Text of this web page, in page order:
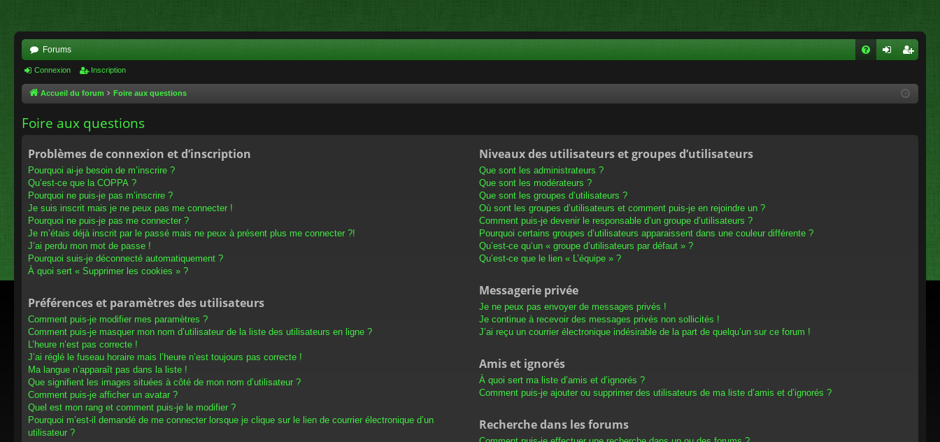
Forums
cri
Connexion Inscription
Accueil du forum Foire aux questions
Foire aux questions
Problèmes de connexion et d’inscription
Pourquoi ai-je besoin de m’inscrire ?
Qu’est-ce que la COPPA ?
Pourquoi ne puis-je pas m’inscrire ?
Je suis inscrit mais je ne peux pas me connecter !
Pourquoi ne puis-je pas me connecter ?
Je m’étais déjà inscrit par le passé mais ne peux à présent plus me connecter ?!
J’ai perdu mon mot de passe !
Pourquoi suis-je déconnecté automatiquement ?
À quoi sert « Supprimer les cookies » ?
Préférences et paramètres des utilisateurs
Comment puis-je modifier mes paramètres ?
Comment puis-je masquer mon nom d’utilisateur de la liste des utilisateurs en ligne ?
L’heure n’est pas correcte !
J’ai réglé le fuseau horaire mais l’heure n’est toujours pas correcte !
Ma langue n’apparaît pas dans la liste !
Que signifient les images situées à côté de mon nom d’utilisateur ?
Comment puis-je afficher un avatar ?
Quel est mon rang et comment puis-je le modifier ?
Pourquoi m’est-il demandé de me connecter lorsque je clique sur le lien de courrier électronique d’un
utilisateur ?
Niveaux des utilisateurs et groupes d’utilisateurs
Que sont les administrateurs ?
Que sont les modérateurs ?
Que sont les groupes d’utilisateurs ?
Où sont les groupes d’utilisateurs et comment puis-je en rejoindre un ?
Comment puis-je devenir le responsable d’un groupe d’utilisateurs ?
Pourquoi certains groupes d’utilisateurs apparaissent dans une couleur différente ?
Qu’est-ce qu’un « groupe d’utilisateurs par défaut » ?
Qu’est-ce que le lien « L’équipe » ?
Messagerie privée
Je ne peux pas envoyer de messages privés !
Je continue à recevoir des messages privés non sollicités !
J’ai reçu un courrier électronique indésirable de la part de quelqu’un sur ce forum !
Amis et ignorés
À quoi sert ma liste d’amis et d’ignorés ?
Comment puis-je ajouter ou supprimer des utilisateurs de ma liste d’amis et d’ignorés ?
Recherche dans les forums